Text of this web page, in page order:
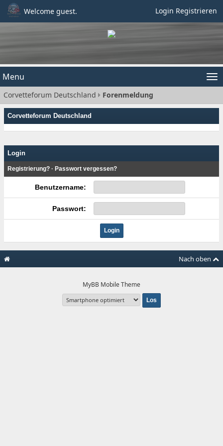
Welcome guest. Login Registrieren
Menu
Corvetteforum Deutschland Forenmeldung
Corvetteforum Deutschland
Login
Registrierung? · Passwort vergessen?
Benutzername:
Passwort:
Nach oben
MyBB Mobile Theme